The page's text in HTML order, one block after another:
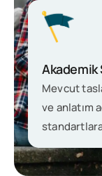
Mevcut
ve anlatım